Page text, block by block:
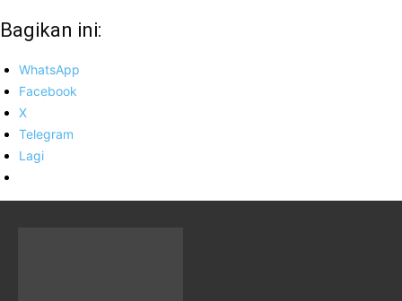
Bagikan ini:
WhatsApp
Facebook
X
Telegram
Lagi